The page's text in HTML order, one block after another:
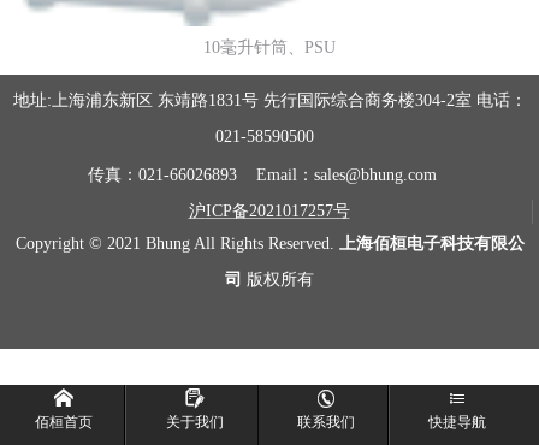
10毫升针筒、PSU
地址:上海浦东新区 东靖路1831号 先行国际综合商务楼304-2室 电话：
021-58590500
传真： 021-66026893 Email：sales@bhung.com
沪ICP备2021017257号
Copyright © 2021 Bhung All Rights Reserved.
上海佰桓电子科技有限公
司
版权所有

佰桓首页

关于我们

联系我们

快捷导航